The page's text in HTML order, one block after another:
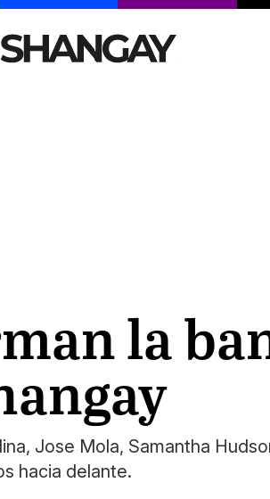
la
Jose Mola, Samantha
hacia delante.